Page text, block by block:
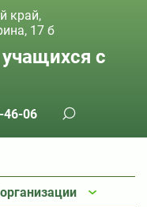
край,
17 б
с
46-06